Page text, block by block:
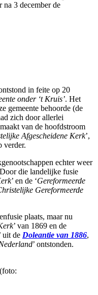
na 3 december de
in feite op 20
onder ‘t Kruis’. Het
gemeente behoorde (de
zich door allerlei
van de hoofdstroom
Afgescheidene Kerk’,
verder.
echter weer
die landelijke fusie
’ en de ‘Gereformeerde
Gereformeerde
plaats, maar nu
’ van 1869 en de
uit de Doleantie van 1886,
’ ontstonden.